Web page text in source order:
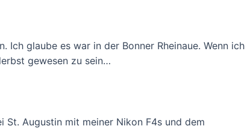
Ich glaube es war in der Bonner Rheinaue. Wenn ich
gewesen zu sein…
St. Augustin mit meiner Nikon F4s und dem